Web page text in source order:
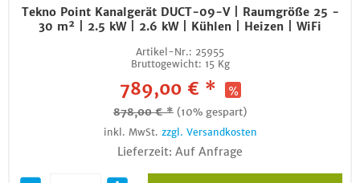
Tekno Point Kanalgerät DUCT-09-V | Raumgröße 25 -
30 m² | 2.5 kW | 2.6 kW | Kühlen | Heizen | WiFi
Artikel-Nr.: 25955
Bruttogewicht: 15 Kg
789,00 € *
878,00 € * (10% gespart)
inkl. MwSt. zzgl. Versandkosten
Lieferzeit: Auf Anfrage